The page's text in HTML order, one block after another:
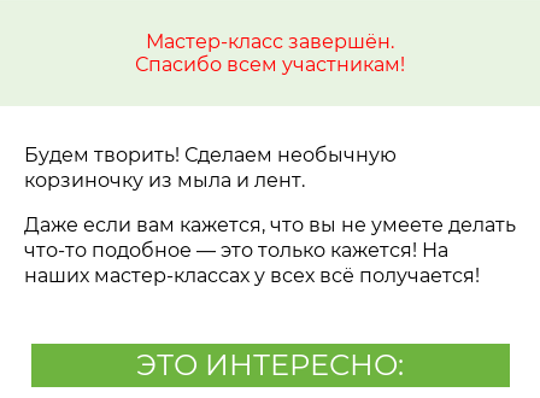
Мастер-класс завершён.
Спасибо всем участникам!
Будем творить! Сделаем необычную
корзиночку из мыла и лент.
Даже если вам кажется, что вы не умеете делать
что-то подобное — это только кажется! На
наших мастер-классах у всех всё получается!
ЭТО ИНТЕРЕСНО: